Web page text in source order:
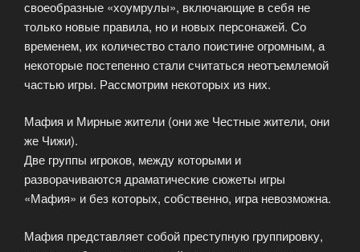
своеобразные «хоумрулы», включающие в себя не
только новые правила, но и новых персонажей. Со
временем, их количество стало поистине огромным, а
некоторые постепенно стали считаться неотъемлемой
частью игры. Рассмотрим некоторых из них.
Мафия и Мирные жители (они же Честные жители, они
же Чижи).
Две группы игроков, между которыми и
разворачиваются драматические сюжеты игры
«Мафия» и без которых, собственно, игра невозможна.
Мафия представляет собой преступную группировку,